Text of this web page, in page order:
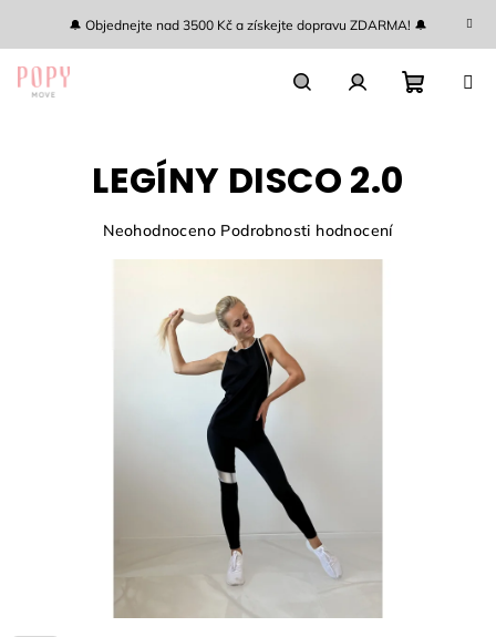
obsah
🔔 Objednejte nad 3500 Kč a získejte dopravu ZDARMA! 🔔
LEGÍNY DISCO 2.0
Průměrné
Neohodnoceno Podrobnosti hodnocení